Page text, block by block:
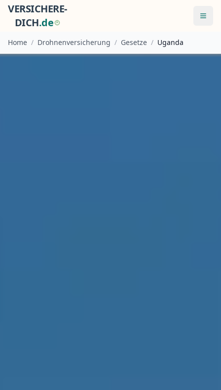
VERSICHERE-
DICH.de
Home / Drohnenversicherung / Gesetze / Uganda